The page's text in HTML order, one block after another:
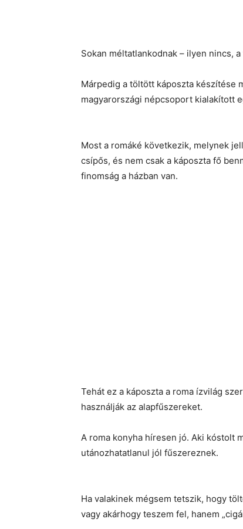
Sokan méltatlankodnak – ilyen nincs,
Márpedig a töltött káposzta készítése
magyarországi népcsoport kialakított
Most a romáké következik, melynek
csípős, és nem csak a káposzta fő
finomság a házban van.
Tehát ez a káposzta a roma ízvilág
használják az alapfűszereket.
A roma konyha híresen jó. Aki kóstolt
utánozhatatlanul jól fűszereznek.
Ha valakinek mégsem tetszik, hogy
vagy akárhogy teszem fel, hanem